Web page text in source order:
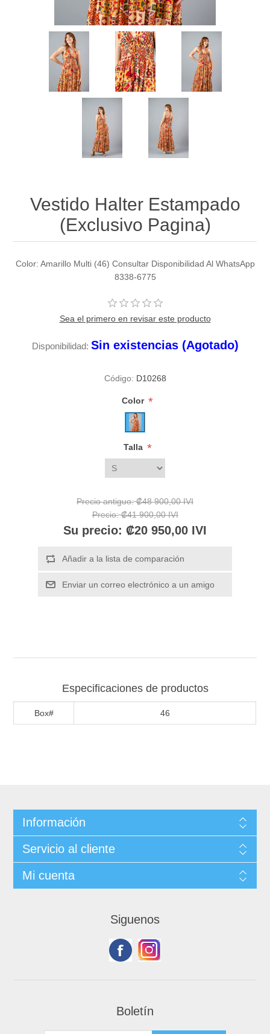
Vestido Halter Estampado
(Exclusivo Pagina)
Color: Amarillo Multi (46) Consultar Disponibilidad Al WhatsApp
8338-6775
Sea el primero en revisar este producto
Disponibilidad: Sin existencias (Agotado)
Código: D10268
Color *
Talla *
Precio antiguo: ₡48 900,00 IVI
Precio: ₡41 900,00 IVI
Su precio: ₡20 950,00 IVI
Especificaciones de productos
Box# 46
Información
Servicio al cliente
Mi cuenta
Siguenos
Boletín